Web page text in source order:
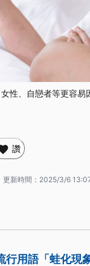
性、自戀者等更容
讚
更新時間： 2025/3/6
行用語「蛙化現